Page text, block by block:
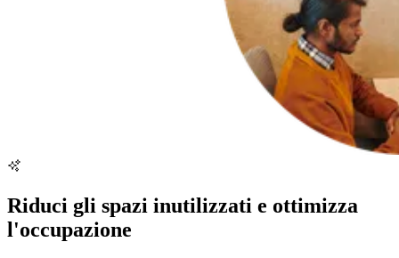
Riduci gli spazi inutilizzati e ottimizza
l'occupazione